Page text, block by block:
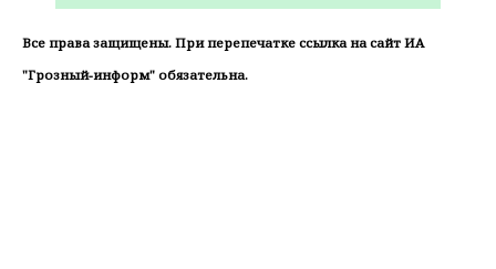
Все права защищены. При перепечатке ссылка на сайт ИА
"Грозный-информ" обязательна.